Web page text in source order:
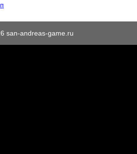
san-andreas-game.ru